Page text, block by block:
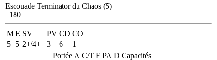
Escouade Terminator du Chaos (5)
180
M E SV PV CD CO
5
5 2+/4++ 3 6+
1
Portée A C/T F PA D Capacités